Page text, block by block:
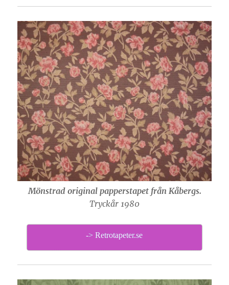
Mönstrad original papperstapet från Kåbergs.
Tryckår 1980
-> Retrotapeter.se